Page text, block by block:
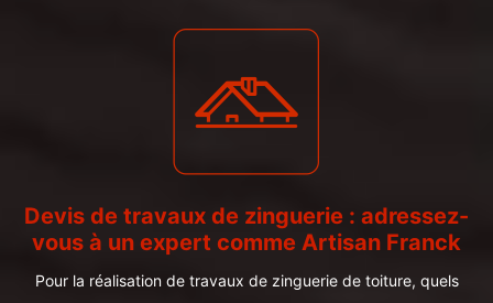
Devis de travaux de zinguerie : adressez-
vous à un expert comme Artisan Franck
Pour la réalisation de travaux de zinguerie de toiture, quels